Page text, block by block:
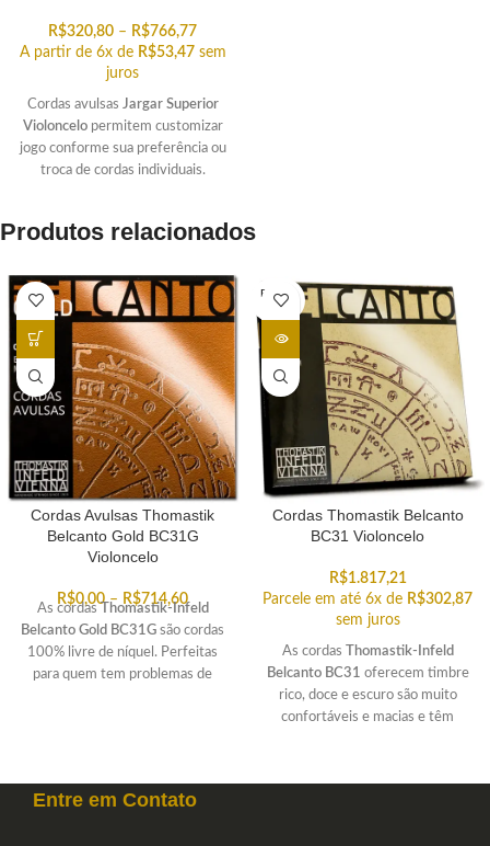
R$320,80 – R$766,77
A partir de 6x de R$53,47 sem
juros
Cordas avulsas Jargar Superior
Violoncelo permitem customizar
jogo conforme sua preferência ou
troca de cordas individuais.
Produtos relacionados
Cordas Avulsas Thomastik
Belcanto Gold BC31G
Violoncelo
R$0,00 – R$714,60
As cordasThomastik-Infeld
Belcanto Gold BC31G são cordas
100% livre de níquel. Perfeitas
para quem tem problemas de
ESGOT
ADO
Cordas Thomastik Belcanto
BC31 Violoncelo
R$1.817,21
Parcele em até 6x de R$302,87
sem juros
As cordas
Thomastik-Infeld
Belcanto BC31 oferecem timbre
rico, doce e escuro são muito
confortáveis e macias e têm
Entre em Contato